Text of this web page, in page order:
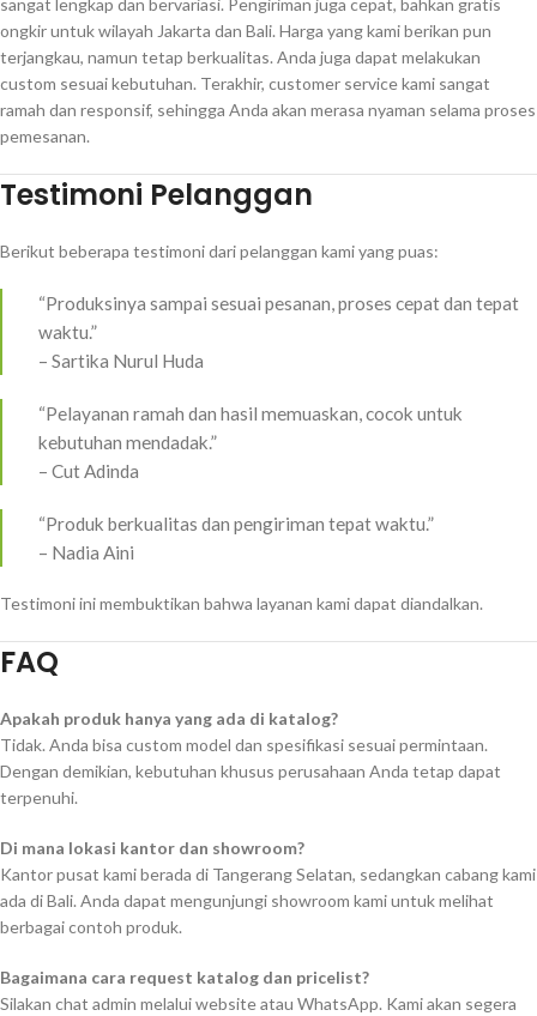
sangat lengkap dan bervariasi. Pengiriman juga cepat, bahkan gratis
ongkir untuk wilayah Jakarta dan Bali. Harga yang kami berikan pun
terjangkau, namun tetap berkualitas. Anda juga dapat melakukan
custom sesuai kebutuhan. Terakhir, customer service kami sangat
ramah dan responsif, sehingga Anda akan merasa nyaman selama proses
pemesanan.
Testimoni Pelanggan
Berikut beberapa testimoni dari pelanggan kami yang puas:
“Produksinya sampai sesuai pesanan, proses cepat dan tepat
waktu.”
– Sartika Nurul Huda
“Pelayanan ramah dan hasil memuaskan, cocok untuk
kebutuhan mendadak.”
– Cut Adinda
“Produk berkualitas dan pengiriman tepat waktu.”
– Nadia Aini
Testimoni ini membuktikan bahwa layanan kami dapat diandalkan.
FAQ
Apakah produk hanya yang ada di katalog?
Tidak. Anda bisa custom model dan spesifikasi sesuai permintaan.
Dengan demikian, kebutuhan khusus perusahaan Anda tetap dapat
terpenuhi.
Di mana lokasi kantor dan showroom?
Kantor pusat kami berada di Tangerang Selatan, sedangkan cabang kami
ada di Bali. Anda dapat mengunjungi showroom kami untuk melihat
berbagai contoh produk.
Bagaimana cara request katalog dan pricelist?
Silakan chat admin melalui website atau WhatsApp. Kami akan segera